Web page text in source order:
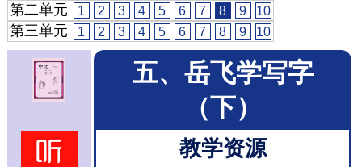
第二单元 1 2 3 4 5 6 7 8 9 10
第三单元 1 2 3 4 5 6 7 8 9 10
五、岳飞学写字
（下）
教学资源